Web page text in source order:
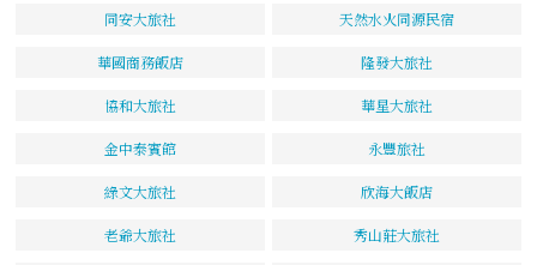
同安大旅社 天然水火同源民宿
華國商務飯店 隆發大旅社
協和大旅社 華星大旅社
金中泰賓館 永豐旅社
綠文大旅社 欣海大飯店
老爺大旅社 秀山莊大旅社